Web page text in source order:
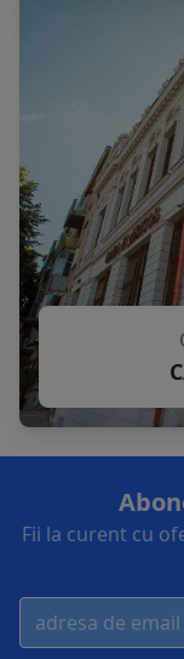
Fii la curent cu